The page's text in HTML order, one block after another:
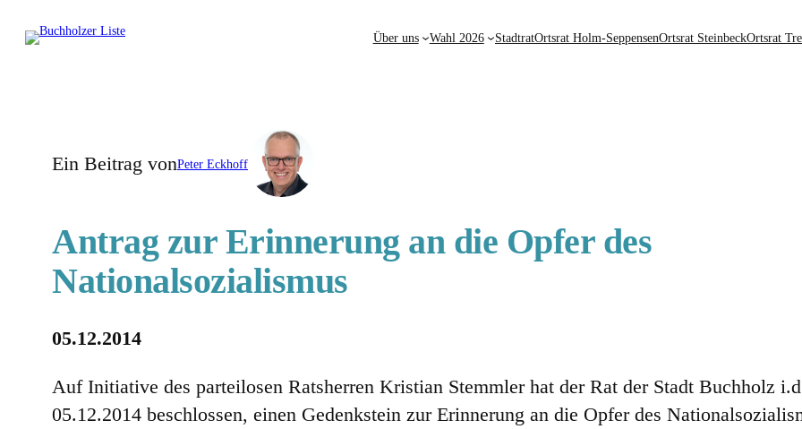
Zum
Inhalt
Über uns Wahl 2026 StadtratOrtsrat Holm-SeppensenOrtsrat SteinbeckOrtsrat
Ein Beitrag vonPeter Eckhoff
Antrag zur Erinnerung an die Opfer des
Nationalsozialismus
05.12.2014
Auf Initiative des parteilosen Ratsherren Kristian Stemmler hat der Rat der Stadt Buchholz
05.12.2014 beschlossen, einen Gedenkstein zur Erinnerung an die Opfer des